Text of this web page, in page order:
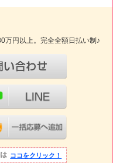
万円以上。完全全額日払い制♪
ココをクリック！